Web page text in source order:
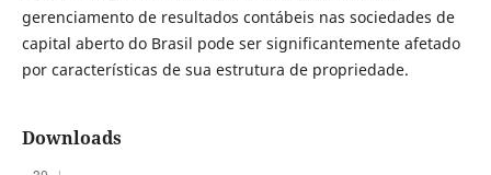
gerenciamento de resultados contábeis nas sociedades de
capital aberto do Brasil pode ser significantemente afetado
por características de sua estrutura de propriedade.
Downloads